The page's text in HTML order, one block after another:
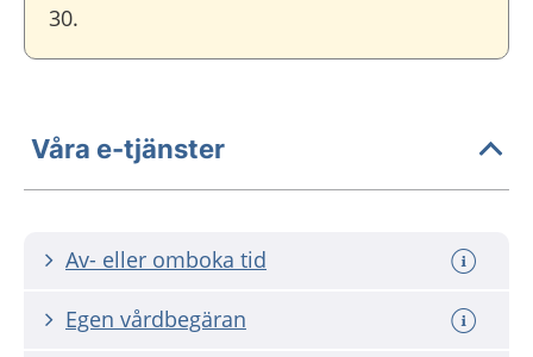
30.
Våra e-tjänster
Av- eller omboka tid
Egen vårdbegäran